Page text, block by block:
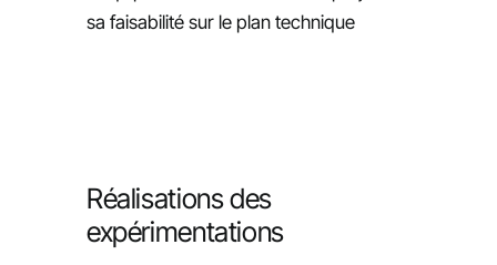
sa faisabilité sur le plan technique
Réalisations des
expérimentations